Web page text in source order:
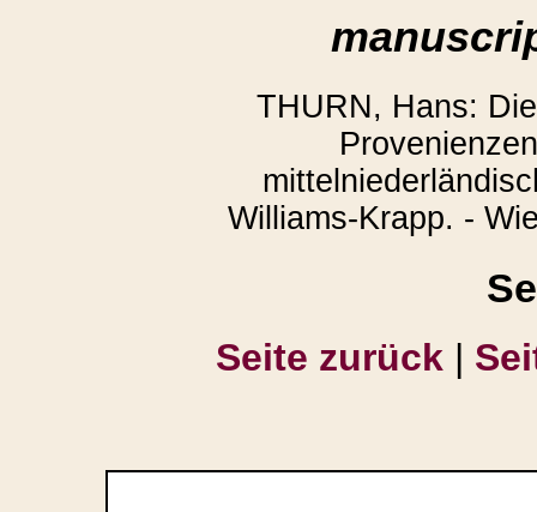
THURN, Hans:
Williams-Krapp. -
Seite zurück |